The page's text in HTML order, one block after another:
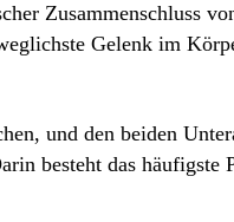
Zusammenschluss
Gelenk im
und den beiden
besteht das